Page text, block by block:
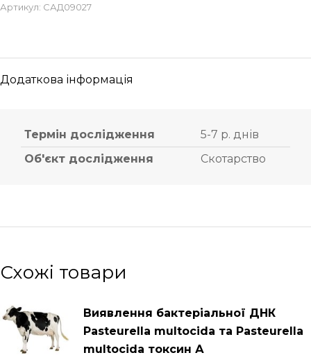
Артикул: САД09027
Додаткова інформація
Термін дослідження
5-7 р. днів
Об'єкт дослідження
Скотарство
Схожі товари
Виявлення бактеріальної ДНК
Pasteurella multocida та Pasteurella
multocida токсин А